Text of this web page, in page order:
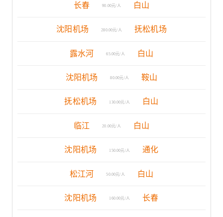
长春 90.00元/人 白山
沈阳机场 280.00元/人 抚松机场
露水河 65.00元/人 白山
沈阳机场 80.00元/人 鞍山
抚松机场 130.00元/人 白山
临江 20.00元/人 白山
沈阳机场 150.00元/人 通化
松江河 50.00元/人 白山
沈阳机场 160.00元/人 长春